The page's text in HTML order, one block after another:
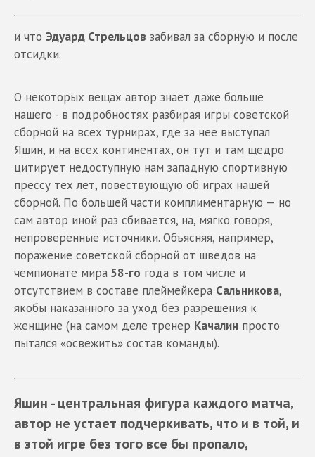
и что Эдуард Стрельцов забивал за сборную и после
отсидки.
О некоторых вещах автор знает даже больше
нашего - в подробностях разбирая игры советской
сборной на всех турнирах, где за нее выступал
Яшин, и на всех континентах, он тут и там щедро
цитирует недоступную нам западную спортивную
прессу тех лет, повествующую об играх нашей
сборной. По большей части комплиментарную — но
сам автор иной раз сбивается, на, мягко говоря,
непроверенные источники. Объясняя, например,
поражение советской сборной от шведов на
чемпионате мира 58-го года в том числе и
отсутствием в составе плеймейкера Сальникова,
якобы наказанного за уход без разрешения к
женщине (на самом деле тренер Качалин просто
пытался «освежить» состав команды).
Яшин - центральная фигура каждого матча,
автор не устает подчеркивать, что и в той, и
в этой игре без того все бы пропало,